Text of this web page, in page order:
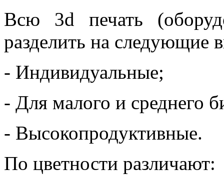
Всю 3d печать
разделить на следующие
- Индивидуальные;
- Для малого и среднего
- Высокопродуктивные.
По цветности различают: